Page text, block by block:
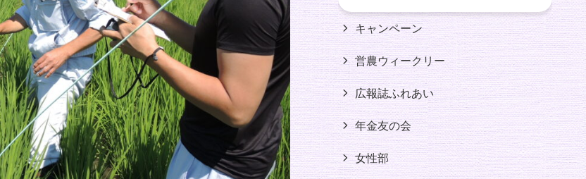
キャンペーン
営農ウィークリー
広報誌ふれあい
年金友の会
女性部